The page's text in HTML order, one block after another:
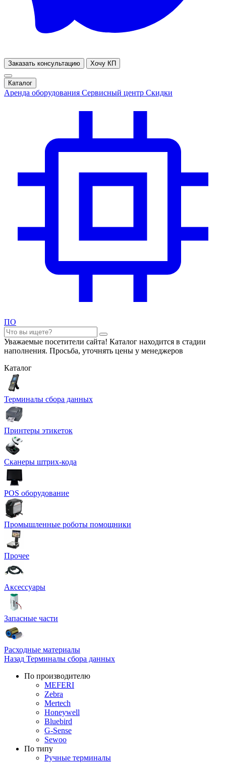
Заказать консультацию Хочу КП
Каталог
Аренда оборудования Сервисный центр Скидки
ПО
Уважаемые посетители сайта! Каталог находится в стадии
наполнения. Просьба, уточнять цены у менеджеров
Каталог
Терминалы сбора данных
Принтеры этикеток
Сканеры штрих-кода
POS оборудование
Промышленные роботы помощники
Прочее
Аксессуары
Запасные части
Расходные материалы
Назад Терминалы сбора данных
По производителю
MEFERI
Zebra
Mertech
Honeywell
Bluebird
G-Sense
Sewoo
По типу
Ручные терминалы